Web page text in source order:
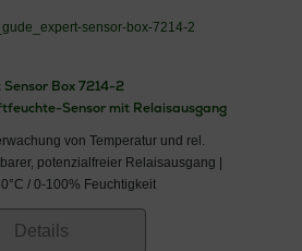
Sensor Box 7214-2
Sensor mit Relaisausgang
von Temperatur und rel.
potenzialfreier Relaisausgang |
/ 0-100% Feuchtigkeit
Details